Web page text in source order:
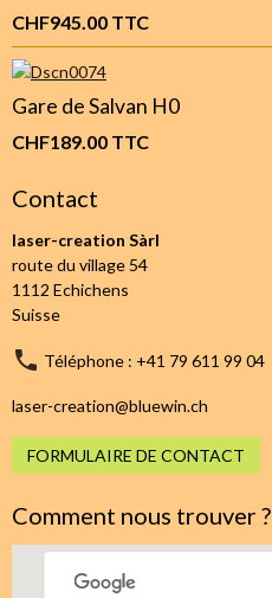
CHF945.00 TTC
Gare de Salvan H0
CHF189.00 TTC
Contact
laser-creation Sàrl
route du village 54
1112 Echichens
Suisse
Téléphone : +41 79 611 99 04
laser-creation@bluewin.ch
FORMULAIRE DE CONTACT
Comment nous trouver ?